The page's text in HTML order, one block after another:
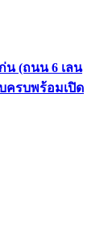
น (ถนน 6 เลน
ครบพร้อมเปิด